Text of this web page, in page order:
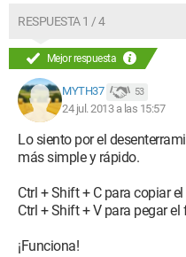
RESPUESTA 1 / 4
Mejor respuesta
MYTH37 53
24 jul. 2013 a las 15:57
Lo siento por el
más simple y rápido.
Ctrl + Shift + C para copiar
Ctrl + Shift + V para pegar
¡Funciona!